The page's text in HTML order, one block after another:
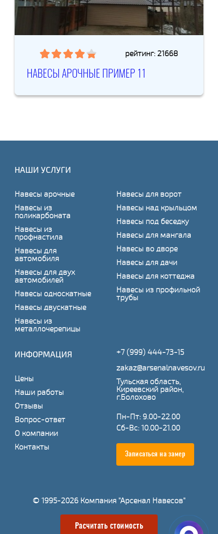
рейтинг: 21668
НАВЕСЫ АРОЧНЫЕ ПРИМЕР 11
НАШИ УСЛУГИ
Навесы арочные
Навесы из
поликарбоната
Навесы из
профнастила
Навесы для
автомобиля
Навесы для двух
автомобилей
Навесы односкатные
Навесы двускатные
Навесы из
металлочерепицы
Навесы для ворот
Навесы над крыльцом
Навесы под беседку
Навесы для мангала
Навесы во дворе
Навесы для дачи
Навесы для коттеджа
Навесы из профильной
трубы
ИНФОРМАЦИЯ
Цены
Наши работы
Отзывы
Вопрос-ответ
О компании
Контакты
+7 (999) 444-73-15
zakaz@arsenalnavesov.ru
Тульская область,
Киреевский район,
г.Болохово
Пн-Пт: 9.00-22.00
Сб-Вс: 10.00-21.00
Записаться на замер
© 1995-2026 Компания "Арсенал Навесов"
Расчитать стоимость